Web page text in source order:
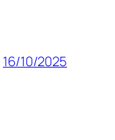
16/10/2025